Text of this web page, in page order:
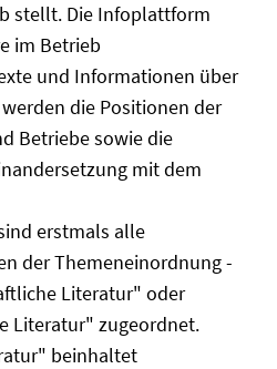
stellt. Die Infoplattform
im Betrieb
und Informationen über
die Positionen der
Betriebe sowie die
mit dem
erstmals alle
der Themeneinordnung -
Literatur" oder
Literatur" zugeordnet.
beinhaltet